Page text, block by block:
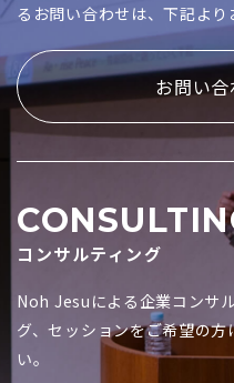
るお問い合わせは、下記よ
お問い
コンサルティング
Noh Jesuによる企業コンサ
グ、セッションをご希望の
い。